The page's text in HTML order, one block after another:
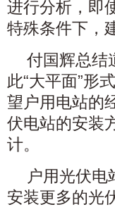
进行分析，即
特殊条件下，
付国辉总结
此“大平面”形
望户用电站的
伏电站的安装
计。
户用光伏
安装更多的光